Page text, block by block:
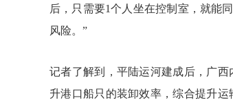
后，只需要1个人坐在控制室，就能
风险。”
记者了解到，平陆运河建成后，广
升港口船只的装卸效率，综合提升